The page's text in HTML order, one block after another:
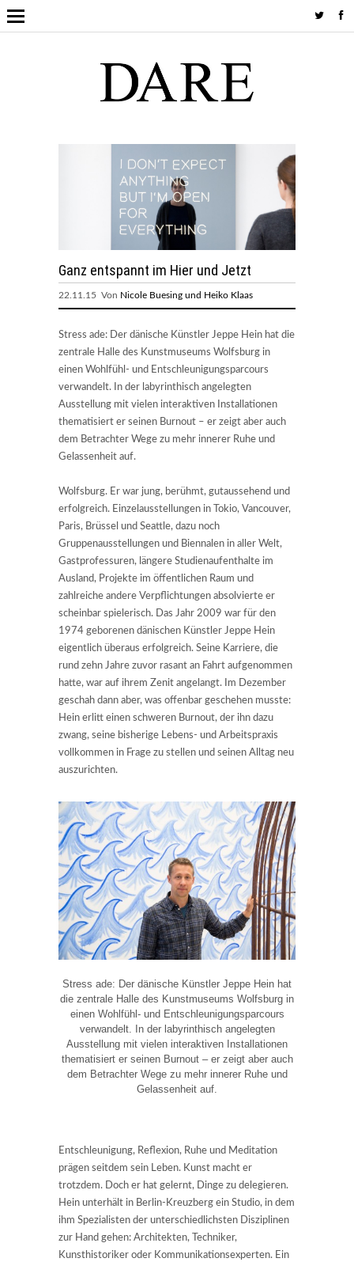
Ganz entspannt im Hier und Jetzt
22.11.15 Von Nicole Buesing und Heiko Klaas
Stress ade: Der dänische Künstler Jeppe Hein hat die
zentrale Halle des Kunstmuseums Wolfsburg in
einen Wohlfühl- und Entschleunigungsparcours
verwandelt. In der labyrinthisch angelegten
Ausstellung mit vielen interaktiven Installationen
thematisiert er seinen Burnout – er zeigt aber auch
dem Betrachter Wege zu mehr innerer Ruhe und
Gelassenheit auf.
Wolfsburg. Er war jung, berühmt, gutaussehend und
erfolgreich. Einzelausstellungen in Tokio, Vancouver,
Paris, Brüssel und Seattle, dazu noch
Gruppenausstellungen und Biennalen in aller Welt,
Gastprofessuren, längere Studienaufenthalte im
Ausland, Projekte im öffentlichen Raum und
zahlreiche andere Verpflichtungen absolvierte er
scheinbar spielerisch. Das Jahr 2009 war für den
1974 geborenen dänischen Künstler Jeppe Hein
eigentlich überaus erfolgreich. Seine Karriere, die
rund zehn Jahre zuvor rasant an Fahrt aufgenommen
hatte, war auf ihrem Zenit angelangt. Im Dezember
geschah dann aber, was offenbar geschehen musste:
Hein erlitt einen schweren Burnout, der ihn dazu
zwang, seine bisherige Lebens- und Arbeitspraxis
vollkommen in Frage zu stellen und seinen Alltag neu
auszurichten.
Stress ade: Der dänische Künstler Jeppe Hein hat
die zentrale Halle des Kunstmuseums Wolfsburg in
einen Wohlfühl- und Entschleunigungsparcours
verwandelt. In der labyrinthisch angelegten
Ausstellung mit vielen interaktiven Installationen
thematisiert er seinen Burnout – er zeigt aber auch
dem Betrachter Wege zu mehr innerer Ruhe und
Gelassenheit auf.
Entschleunigung, Reflexion, Ruhe und Meditation
prägen seitdem sein Leben. Kunst macht er
trotzdem. Doch er hat gelernt, Dinge zu delegieren.
Hein unterhält in Berlin-Kreuzberg ein Studio, in dem
ihm Spezialisten der unterschiedlichsten Disziplinen
zur Hand gehen: Architekten, Techniker,
Kunsthistoriker oder Kommunikationsexperten. Ein